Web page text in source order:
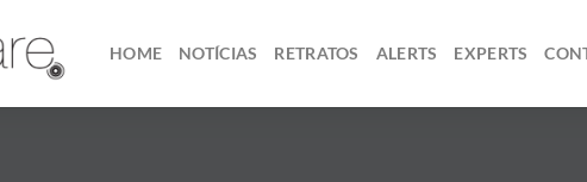
HOME NOTÍCIAS RETRATOS ALERTS EXPERTS